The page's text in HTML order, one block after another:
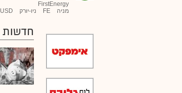
FirstEnergy
מניה
FE ניו-יורק USD
חדשות